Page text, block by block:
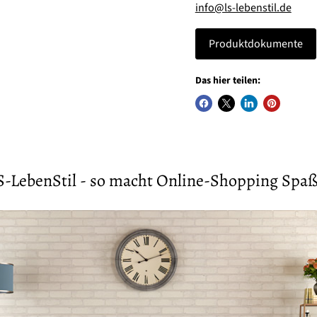
info@ls-lebenstil.de
Produktdokumente
Das hier teilen:
LebenStil - so macht Online-Shopping